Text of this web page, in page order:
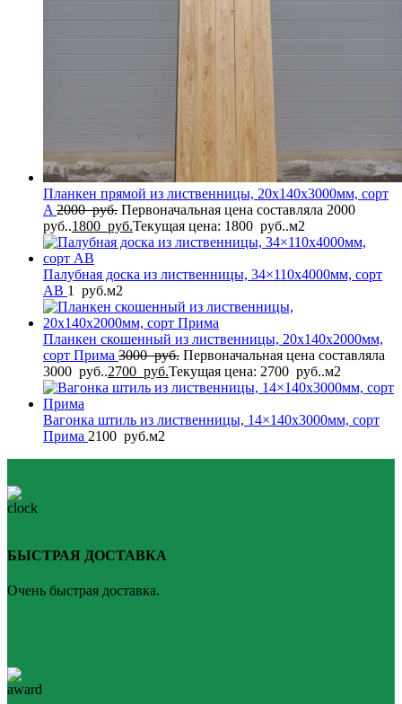
Планкен прямой из лиственницы, 20x140x3000мм, сорт
A 2000руб. Первоначальная цена составляла 2000
руб..1800 руб.Текущая цена: 1800 руб..м2
Палубная доска из лиственницы, 34×110x4000мм, сорт
AB 1 руб.м2
Планкен скошенный из лиственницы, 20x140x2000мм,
сорт Прима 3000руб. Первоначальная цена составляла
3000 руб..2700 руб.Текущая цена: 2700 руб..м2
Вагонка штиль из лиственницы, 14×140x3000мм, сорт
Прима 2100 руб.м2
БЫСТРАЯ ДОСТАВКА
Очень быстрая доставка.